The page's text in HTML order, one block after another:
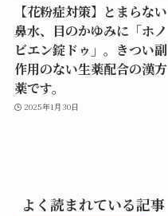
【花粉症対策】とまらない
鼻水、目のかゆみに「ホノ
ビエン錠ドゥ」。きつい副
作用のない生薬配合の漢方
薬です。
2025年1月30日
よく読まれている記事